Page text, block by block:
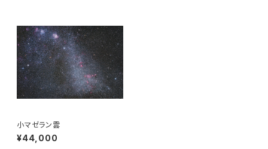
小マゼラン雲
¥44,000